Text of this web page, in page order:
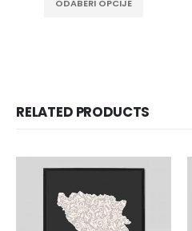
ODABERI OPCIJE
RELATED PRODUCTS